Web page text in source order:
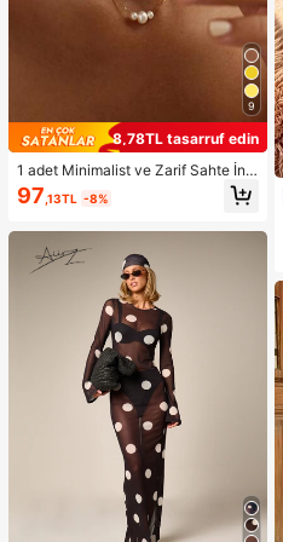
9
8,78TL tasarruf edin
1 adet Minimalist ve Zarif Sahte İnci
Kolye, Kadınların Günlük Giyimine
Uygun
97 ,13TL -8%